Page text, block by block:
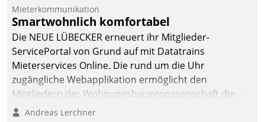
Datatrain ermöglicht
automatisiert ausgelöste,
zielgerichtete
Mieterbefragungen – eine
starke Grundlage für
intelligente,
Entscheidungen.
Mieterkommunikation
Smartwohnlich komfortabel
Die NEUE LÜBECKER erneuert ihr Mitglieder-
ServicePortal von Grund auf mit Datatrains
Mieterservices Online. Die rund um die Uhr
zugängliche Webapplikation ermöglicht den
Mitgliedern der Wohnungs­bau­genossenschaft die
Kontaktaufnahme per Smartphone, Tablet oder PC.
Andreas Lerchner